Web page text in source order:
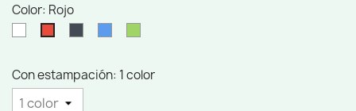
Color: Rojo
Con estampación: 1 color